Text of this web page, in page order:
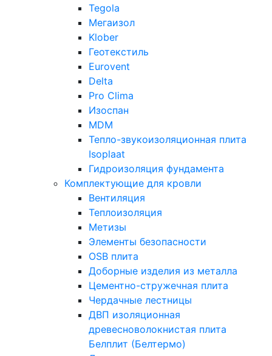
Tegola
Мегаизол
Klober
Геотекстиль
Eurovent
Delta
Pro Clima
Изоспан
MDM
Тепло-звукоизоляционная плита
Isoplaat
Гидроизоляция фундамента
Комплектующие для кровли
Вентиляция
Теплоизоляция
Метизы
Элементы безопасности
OSB плита
Доборные изделия из металла
Цементно-стружечная плита
Чердачные лестницы
ДВП изоляционная
древесноволокнистая плита
Белплит (Белтермо)